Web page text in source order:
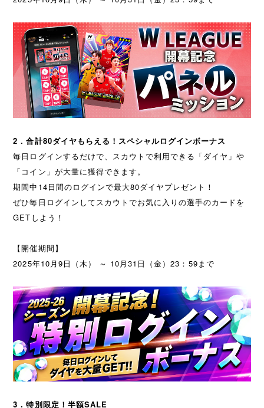
2．合計80ダイヤもらえる！スペシャルログインボーナス
毎日ログインするだけで、スカウトで利用できる「ダイヤ」や
「コイン」が大量に獲得できます。
期間中14日間のログインで最大80ダイヤプレゼント！
ぜひ毎日ログインしてスカウトでお気に入りの選手のカードを
GETしよう！
【開催期間】
2025年10月9日（木） ～ 10月31日（金）23：59まで
3．特別限定！半額SALE